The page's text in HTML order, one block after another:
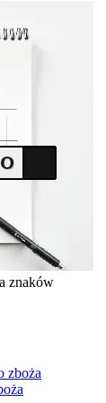
znaków
zboża